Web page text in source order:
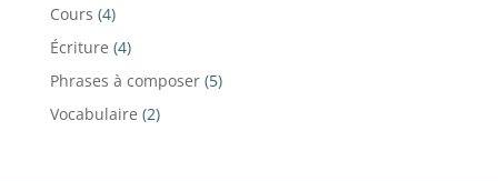
Cours 44
produits
Écriture 44
Phrases à composer 55
Vocabulaire 22